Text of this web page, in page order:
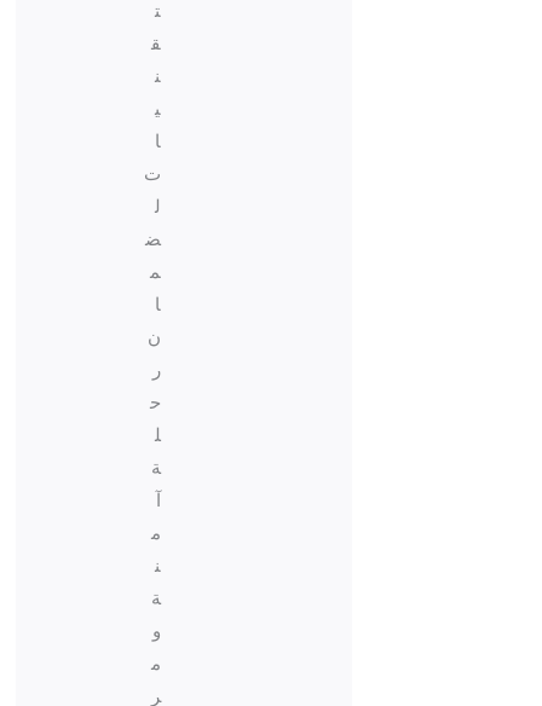
ت
ق
ن
ي
ا
ت
ل
ض
م
ا
ن
ر
ح
ل
ة
م
ن
ة
و
م
ر